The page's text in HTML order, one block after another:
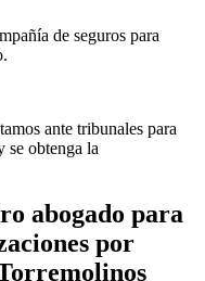
de seguros para
ante tribunales para
se obtenga la
abogado para
por